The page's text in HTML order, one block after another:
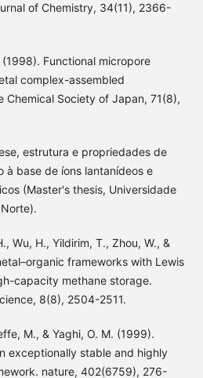
of Chemistry, 34(11), 2366-
Functional micropore
complex-assembled
Chemical Society of Japan, 71(8),
estrutura e propriedades de
à base de íons lantanídeos e
(Master's thesis, Universidade
Wu, H., Yildirim, T., Zhou, W., &
frameworks with Lewis
capacity methane storage.
8(8), 2504-2511.
M., & Yaghi, O. M. (1999).
exceptionally stable and highly
nature, 402(6759), 276-